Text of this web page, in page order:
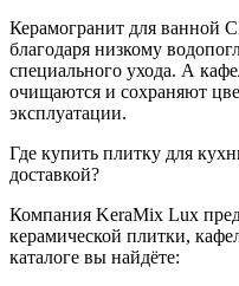
Керамогранит для ванной
благодаря низкому
специального ухода. А
очищаются и сохраняют
эксплуатации.
Где купить плитку для
доставкой?
Компания KeraMix Lux
керамической плитки,
каталоге вы найдёте: